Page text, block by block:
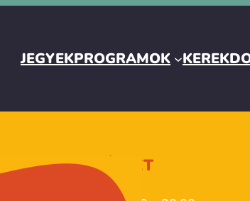
JEGYEKPROGRAMOK
MERUM PINCÉSZET